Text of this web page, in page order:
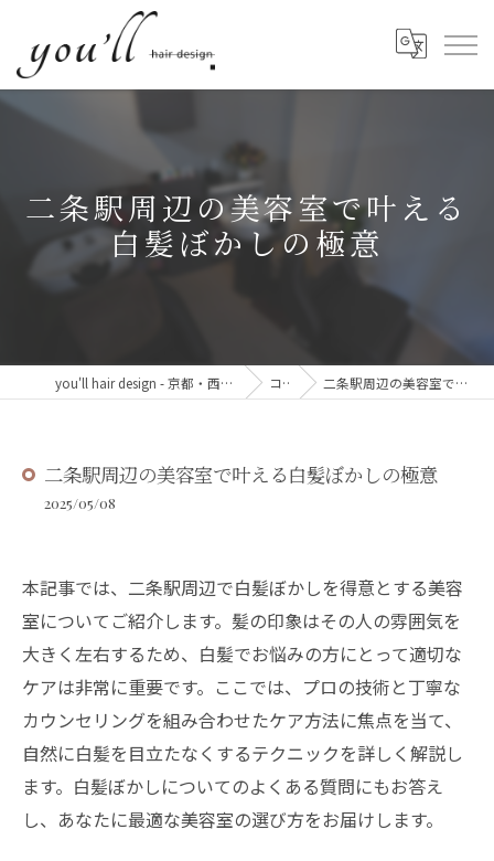
二条駅周辺の美容室で叶える
白髪ぼかしの極意
you'll hair design - 京都・西院の、髪と心が整う美容室。 コラム 二条駅周辺の美容室で叶える白髪ぼかしの極意
二条駅周辺の美容室で叶える白髪ぼかしの極意
2025/05/08
本記事では、二条駅周辺で白髪ぼかしを得意とする美容
室についてご紹介します。髪の印象はその人の雰囲気を
大きく左右するため、白髪でお悩みの方にとって適切な
ケアは非常に重要です。ここでは、プロの技術と丁寧な
カウンセリングを組み合わせたケア方法に焦点を当て、
自然に白髪を目立たなくするテクニックを詳しく解説し
ます。白髪ぼかしについてのよくある質問にもお答え
し、あなたに最適な美容室の選び方をお届けします。